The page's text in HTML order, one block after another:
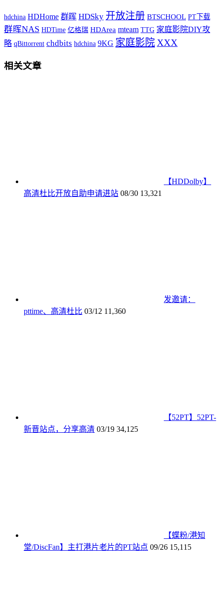
hdchina HDHome 群晖 HDSky 开放注册 BTSCHOOL PT下载
群晖NAS HDTime 亿格瑞 HDArea mteam TTG 家庭影院DIY攻
略 qBittorrent chdbits hdchina 9KG 家庭影院 XXX
相关文章
【HDDolby】
高清杜比开放自助申请进站 08/30 13,321
发邀请：
pttime、高清杜比 03/12 11,360
【52PT】52PT-
新晋站点，分享高清 03/19 34,125
【蝶粉/港知
堂/DiscFan】主打港片老片的PT站点 09/26 15,115